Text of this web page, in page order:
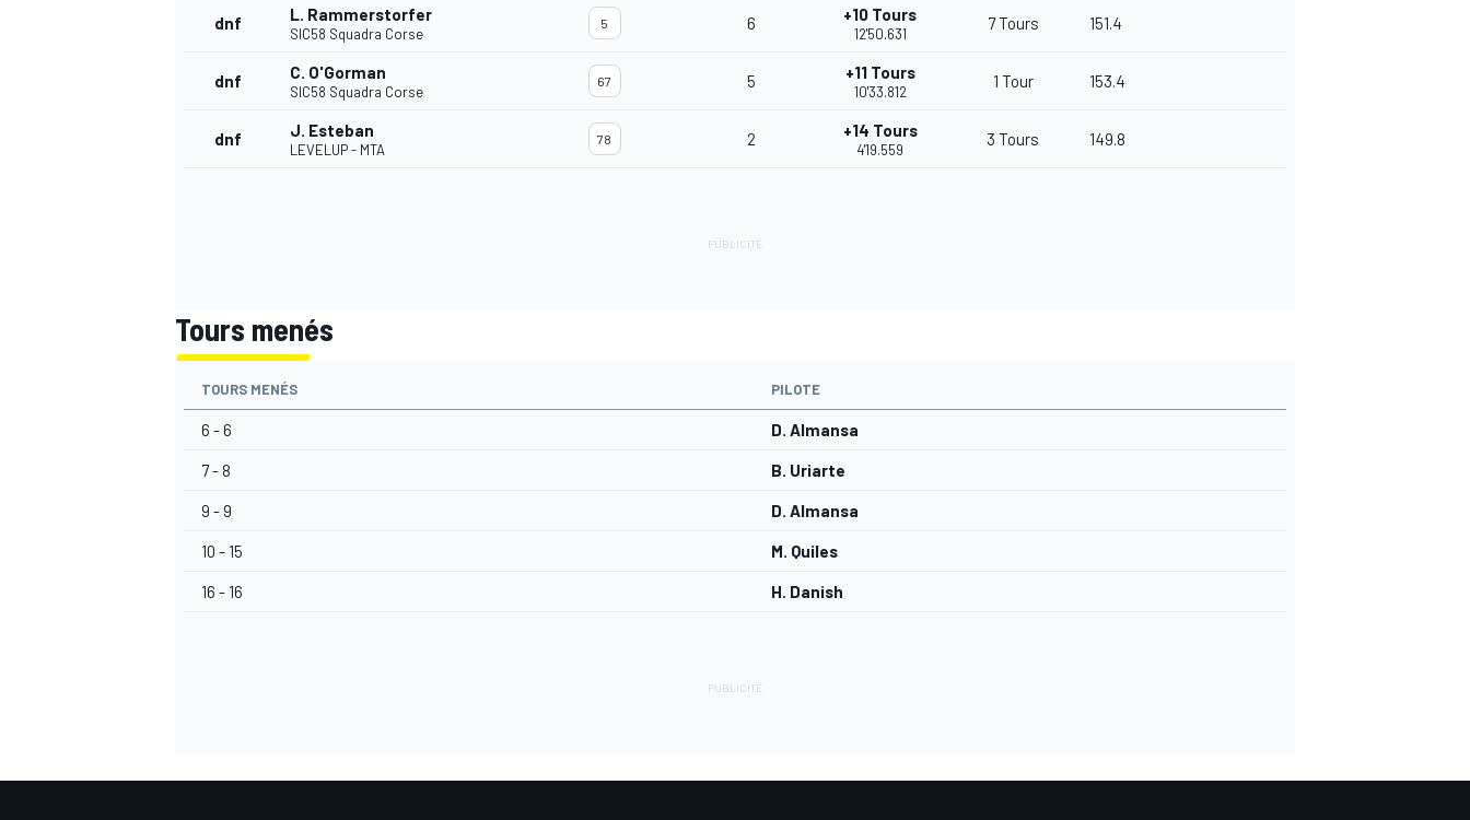
AUTRES CHAMPIONNATS
dnf L. Rammerstorfer
SIC58 Squadra Corse
5 6 +10 Tours
12'50.631
7 Tours 151.4
dnf C. O'Gorman
SIC58 Squadra Corse
67 5 +11 Tours
10'33.812
1 Tour 153.4
dnf J. Esteban
LEVELUP - MTA
78 2 +14 Tours
4'19.559
3 Tours 149.8
Tours menés
TOURS MENÉS PILOTE
6 - 6 D. Almansa
7 - 8 B. Uriarte
9 - 9 D. Almansa
10 - 15 M. Quiles
16 - 16 H. Danish